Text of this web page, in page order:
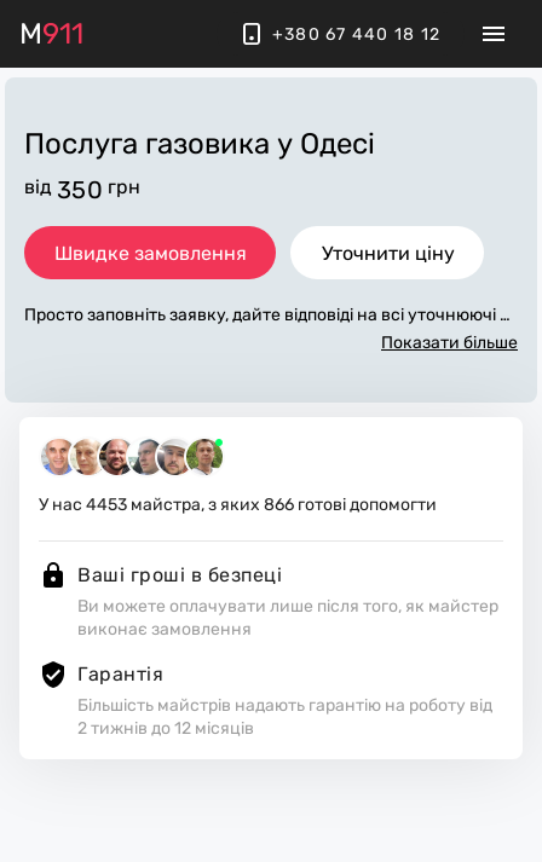
M911 +380 67 440 18 12
Послуга газовика у Одесі
від 350 грн
Швидке замовлення Уточнити ціну
Просто заповніть заявку, дайте відповіді на всі уточнюючі за
питання по «послуга газовика». Ми зв'яжемося з вами прот
ці стежать за чистотою та прибирають робоче місце.
Показати більше
У нас 4453 майстра, з яких 866 готові допомогти
Ваші гроші в безпеці
Ви можете оплачувати лише після того, як майстер
виконає замовлення
Гарантія
Більшість майстрів надають гарантію на роботу від
2 тижнів до 12 місяців